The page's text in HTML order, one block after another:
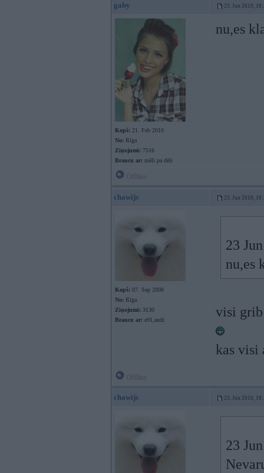
gaby 23. Jun 2010,
Kopš: 21. Feb 2010
No: Rīga
Ziņojumi: 7516
Braucu ar: mēli pa dēli
nu,es
chawijs 23. Jun 2010,
Kopš: 07. Sep 2008
No: Rīga
Ziņojumi: 3130
Braucu ar: e91,audi
23
nu,es
visi grib
kas visi
chawijs 23. Jun 2010,
23